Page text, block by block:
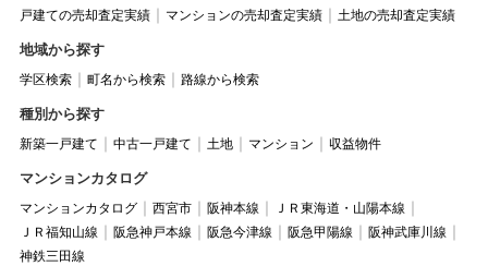
戸建ての売却査定実績
マンションの売却査定実績 土地の売却査定実績
地域から探す
学区検索 町名から検索 路線から検索
種別から探す
新築一戸建て 中古一戸建て 土地 マンション 収益物件
マンションカタログ
マンションカタログ 西宮市 阪神本線
ＪＲ東海道・山陽本線
ＪＲ福知山線
阪急神戸本線 阪急今津線 阪急甲陽線
阪神武庫川線
神鉄三田線